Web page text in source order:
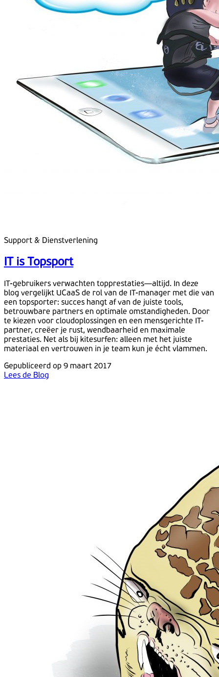
Support & Dienstverlening
IT is Topsport
IT-gebruikers verwachten topprestaties—altijd. In deze
blog vergelijkt UCaaS de rol van de IT-manager met die van
een topsporter: succes hangt af van de juiste tools,
betrouwbare partners en optimale omstandigheden. Door
te kiezen voor cloudoplossingen en een mensgerichte IT-
partner, creëer je rust, wendbaarheid en maximale
prestaties. Net als bij kitesurfen: alleen met het juiste
materiaal en vertrouwen in je team kun je écht vlammen.
Gepubliceerd op 9 maart 2017
Lees de Blog